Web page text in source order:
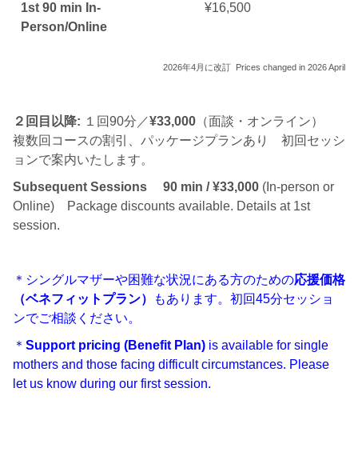
1st 90 min In-
Person/Online
¥16,500
2026年4月に改訂 Prices changed in 2026 April
２回目以降: １回90分／¥33,000 （面談・オンライン）
複数回コースの割引、パッケージプランあり 初回セッシ
ョンで案内いたします。
Subsequent Sessions
90 min / ¥33,000 (In-person or
Online) Package discounts available. Details at 1st
session.
＊シングルマザーや困難な状況にある方のための応援価格
（ベネフィットプラン）
もあります。初回45分セッショ
ンでご相談ください。
＊ Support pricing (Benefit Plan) is available for single
mothers and those facing difficult circumstances. Please
let us know during our first session.